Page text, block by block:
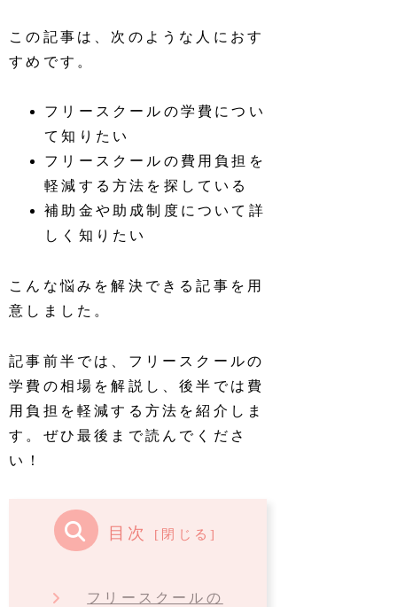
この記事は、次のような人におす
すめです。
フリースクールの学費につい
て知りたい
フリースクールの費用負担を
軽減する方法を探している
補助金や助成制度について詳
しく知りたい
こんな悩みを解決できる記事を用
意しました。
記事前半では、フリースクールの
学費の相場を解説し、後半では費
用負担を軽減する方法を紹介しま
す。ぜひ最後まで読んでくださ
い！
目次
フリースクールの